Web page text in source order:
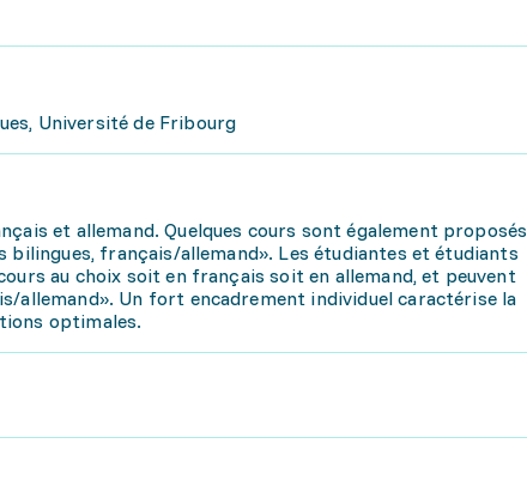
Université de Fribourg
et allemand. Quelques cours sont également proposés
français/allemand». Les étudiantes et étudiants
au choix soit en français soit en allemand, et peuvent
allemand». Un fort encadrement individuel caractérise la
optimales.